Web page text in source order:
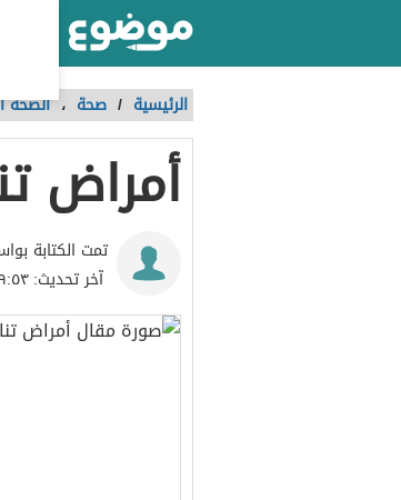
الرئيسية / صحة ،الصحة
أمراض
تمت الكتابة
آخر تحديث:٠٩:٥٣ ، ٢٢